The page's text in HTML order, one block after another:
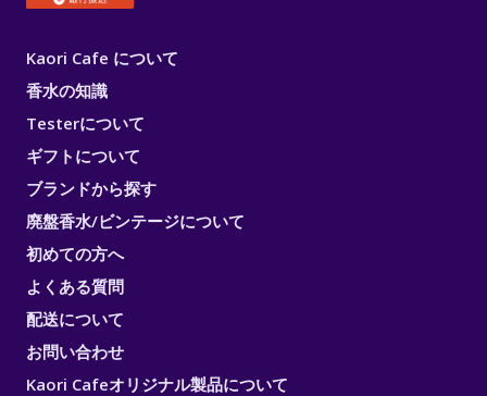
Kaori Cafe について
香水の知識
Testerについて
ギフトについて
ブランドから探す
廃盤香水/ビンテージについて
初めての方へ
よくある質問
配送について
お問い合わせ
Kaori Cafeオリジナル製品について